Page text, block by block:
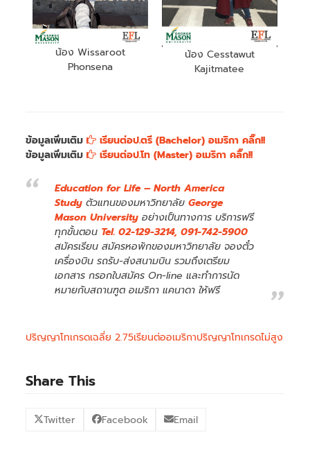
น้อง Wissaroot
Phonsena
น้อง Cesstawut
Kajitmatee
ข้อมูลเพิ่มเติม
เรียนต่อป.ตรี (Bachelor) อเมริกา คลิ๊ก!!
ข้อมูลเพิ่มเติม
เรียนต่อป.โท (Master) อเมริกา คลิ๊ก!!
Education for Life – North America
StudyตัวแทนของมหาวิทยาลัยGeorge
Mason University อย่างเป็นทางการ บริการฟรี
ทุกขั้นตอน Tel. 02-129-3214, 091-742-5900
สมัครเรียน สมัครหอพักของมหาวิทยาลัย จองตั๋ว
เครื่องบิน รถรับ-ส่งสนามบิน รวมถึงเตรียม
เอกสาร กรอกใบสมัคร On-line และทำการนัด
หมายกับสถานฑูต อเมริกา แคนาดา ให้ฟรี
ปริญญาโทเกรดเฉลี่ย 2.75เรียนต่ออเมริกาปริญญาโทเกรดไม่สูง
Share This
Twitter Facebook Email